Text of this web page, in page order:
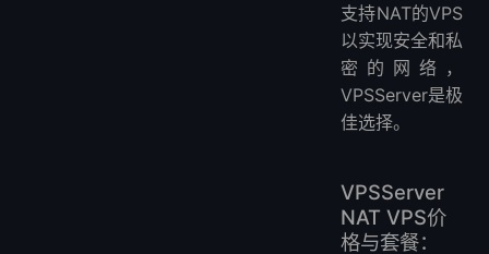
支持NAT的VPS
以实现安全和私
密的网络，
VPSServer是极
佳选择。
VPSServer
NAT VPS价
格与套餐：